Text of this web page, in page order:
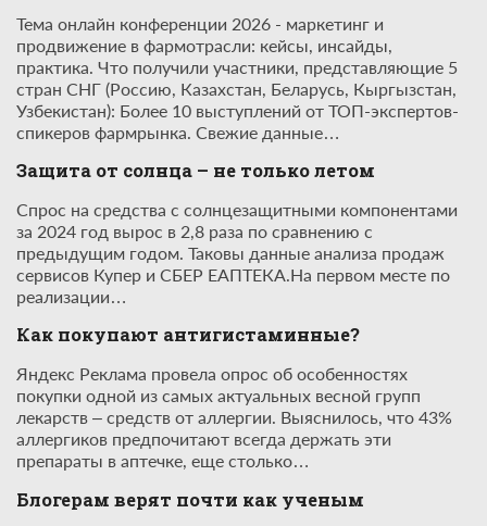
Тема онлайн конференции 2026 - маркетинг и
продвижение в фармотрасли: кейсы, инсайды,
практика. Что получили участники, представляющие 5
стран СНГ (Россию, Казахстан, Беларусь, Кыргызстан,
Узбекистан): Более 10 выступлений от ТОП-экспертов-
спикеров фармрынка. Свежие данные…
Защита от солнца – не только летом
Спрос на средства с солнцезащитными компонентами
за 2024 год вырос в 2,8 раза по сравнению с
предыдущим годом. Таковы данные анализа продаж
сервисов Купер и СБЕР ЕАПТЕКА.На первом месте по
реализации…
Как покупают антигистаминные?
Яндекс Реклама провела опрос об особенностях
покупки одной из самых актуальных весной групп
лекарств – средств от аллергии. Выяснилось, что 43%
аллергиков предпочитают всегда держать эти
препараты в аптечке, еще столько…
Блогерам верят почти как ученым